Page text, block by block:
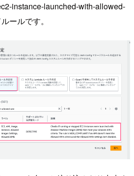
instance-launched-with-allowed-
ールです。